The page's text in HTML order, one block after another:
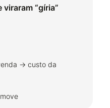
“gíria”
→ custo da